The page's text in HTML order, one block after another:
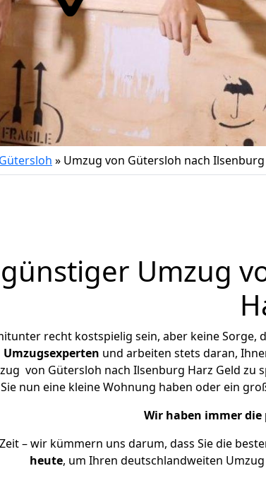
» Umzug von Gütersloh nach
Umzug
recht kostspielig sein, aber keine Sorge,
und arbeiten stets daran,
von Gütersloh nach Ilsenburg Harz Geld zu
nun eine kleine Wohnung haben oder ein
Wir haben immer die
– wir kümmern uns darum, dass Sie die
heute, um Ihren deutschlandweiten